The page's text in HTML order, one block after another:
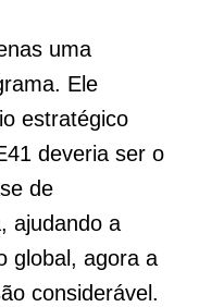
uma
Ele
estratégico
deveria ser o
de
ajudando a
global, agora a
considerável.